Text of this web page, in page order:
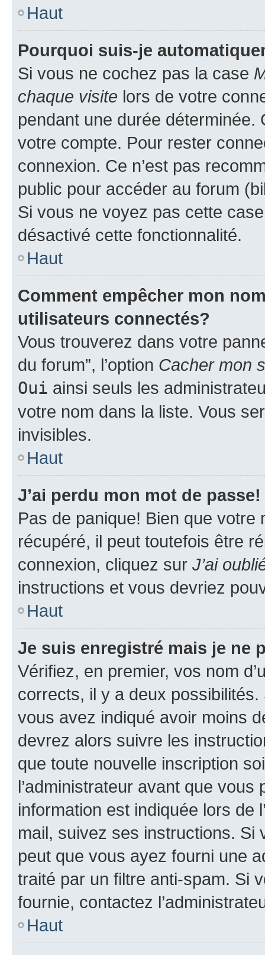
Haut
Pourquoi suis-je
Si vous ne cochez pas la case
chaque visite lors de votre
pendant une durée déterminée.
votre compte. Pour rester
connexion. Ce n’est pas
public pour accéder au forum
Si vous ne voyez pas cette
désactivé cette fonctionnalité.
Haut
Comment empêcher mon
utilisateurs connectés?
Vous trouverez dans votre
du forum”, l’option Cacher mon
Oui ainsi seuls les
votre nom dans la liste. Vous
invisibles.
Haut
J’ai perdu mon mot de passe!
Pas de panique! Bien que
récupéré, il peut toutefois être
connexion, cliquez sur J’ai
instructions et vous devriez
Haut
Je suis enregistré mais je ne
Vérifiez, en premier, vos nom
corrects, il y a deux
vous avez indiqué avoir moins
devrez alors suivre les
que toute nouvelle inscription
l’administrateur avant que
information est indiquée lors de
mail, suivez ses instructions. Si
peut que vous ayez fourni une
traité par un filtre anti-spam. Si
fournie, contactez
Haut